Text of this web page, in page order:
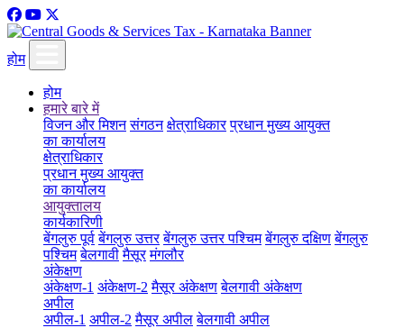
होम
होम
हमारे बारे में
विजन और मिशन संगठन क्षेत्राधिकार प्रधान मुख्य आयुक्त
का कार्यालय
क्षेत्राधिकार
प्रधान मुख्य आयुक्त
का कार्यालय
आयुक्तालय
कार्यकारिणी
बेंगलुरु पूर्व बेंगलुरु उत्तर बेंगलुरु उत्तर पश्चिम बेंगलुरु दक्षिण बेंगलुरु
पश्चिम बेलगावी मैसूर मंगलौर
अंकेक्षण
अंकेक्षण-1 अंकेक्षण-2 मैसूर अंकेक्षण बेलगावी अंकेक्षण
अपील
अपील-1 अपील-2 मैसूर अपील बेलगावी अपील